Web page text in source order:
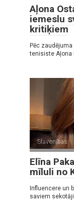
Aļona
iemeslu
kritiķiem
Pēc
tenisiste Aļona
Slavenības
Elīna
mīluli no
Influencere un
saviem